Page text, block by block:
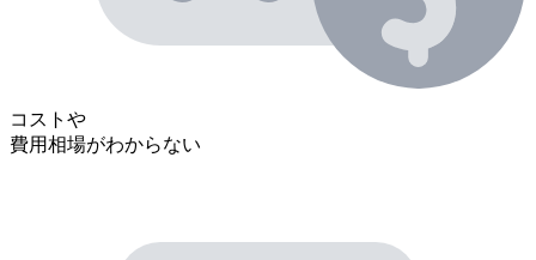
コストや
費用相場がわからない